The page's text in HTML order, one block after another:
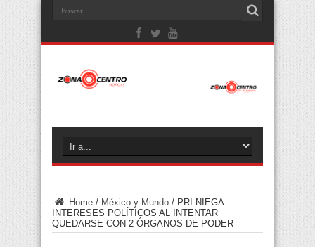
Home / México y Mundo / PRI NIEGA
INTERESES POLÍTICOS AL INTENTAR
QUEDARSE CON 2 ÓRGANOS DE PODER